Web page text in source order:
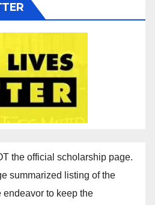
the official scholarship page.
summarized listing of the
to keep the